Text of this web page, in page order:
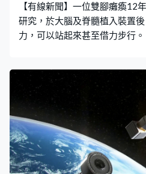
【有線新聞】一位雙腳癱瘓12
研究，於大腦及脊髓植入裝置
力，可以站起來甚至借力步行
橋」。奧斯卡姆於數年前起參
究，專家當時在他受損的脊髓
似一條橋，令神經訊號繞過受
雖然各個肌肉的反應能夠同步令
原有神經訊號始終有別，動作相
械義肢。 為了克服這個缺點，
卡姆的大腦也植入電極，直接在